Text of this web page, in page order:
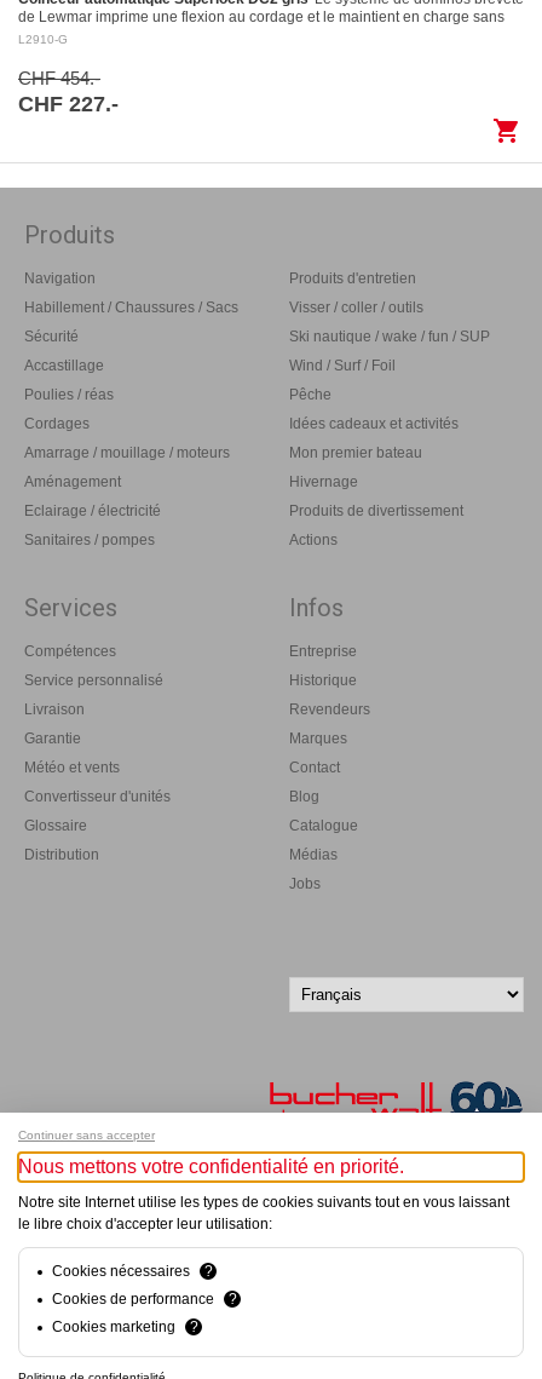
de Lewmar imprime une flexion au cordage et le maintient en charge sans
l’endommager Largage contrôlé: le levier…
L2910-G
CHF 454.-
CHF 227.-
shopping_cart
Produits
Navigation
Habillement / Chaussures / Sacs
Sécurité
Accastillage
Poulies / réas
Cordages
Amarrage / mouillage / moteurs
Aménagement
Eclairage / électricité
Sanitaires / pompes
Produits d'entretien
Visser / coller / outils
Ski nautique / wake / fun / SUP
Wind / Surf / Foil
Pêche
Idées cadeaux et activités
Mon premier bateau
Hivernage
Produits de divertissement
Actions
Services
Compétences
Service personnalisé
Livraison
Garantie
Météo et vents
Convertisseur d'unités
Glossaire
Distribution
Infos
Entreprise
Historique
Revendeurs
Marques
Contact
Blog
Catalogue
Médias
Jobs
Inscrivez-vous à notre newsletter !
© Bucher+Walt 2011-2026
Tous droits réservés - Informations non contractuelles
hsolutions.ch
Continuer sans accepter
Nous mettons votre confidentialité en priorité.
Notre site Internet utilise les types de cookies suivants tout en vous laissant
le libre choix d'accepter leur utilisation:
Cookies nécessaires
?
Cookies de performance
?
Cookies marketing
?